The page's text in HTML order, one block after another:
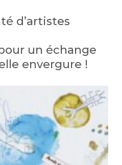
d’artistes
un échange
envergure !